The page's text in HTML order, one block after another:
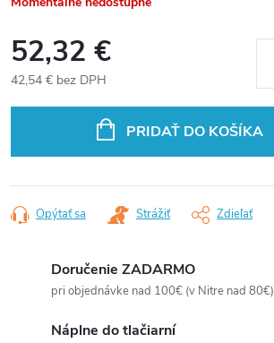
52,32 €
42,54 € bez DPH
PRIDAŤ DO KOŠÍKA
Opýtať sa Strážiť Zdieľať
Doručenie ZADARMO
pri objednávke nad 100€ (v Nitre nad 80€)
Náplne do tlačiarní